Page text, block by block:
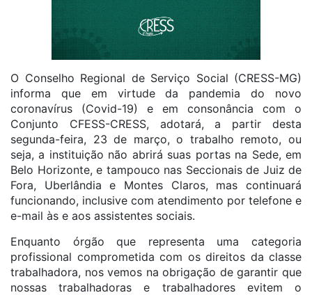
O Conselho Regional de Serviço Social (CRESS-MG)
informa que em virtude da pandemia do novo
coronavírus (Covid-19) e em consonância com o
Conjunto CFESS-CRESS, adotará, a partir desta
segunda-feira, 23 de março, o trabalho remoto, ou
seja, a instituição não abrirá suas portas na Sede, em
Belo Horizonte, e tampouco nas Seccionais de Juiz de
Fora, Uberlândia e Montes Claros, mas continuará
funcionando, inclusive com atendimento por telefone e
e-mail às e aos assistentes sociais.
Enquanto órgão que representa uma categoria
profissional comprometida com os direitos da classe
trabalhadora, nos vemos na obrigação de garantir que
nossas trabalhadoras e trabalhadores evitem o